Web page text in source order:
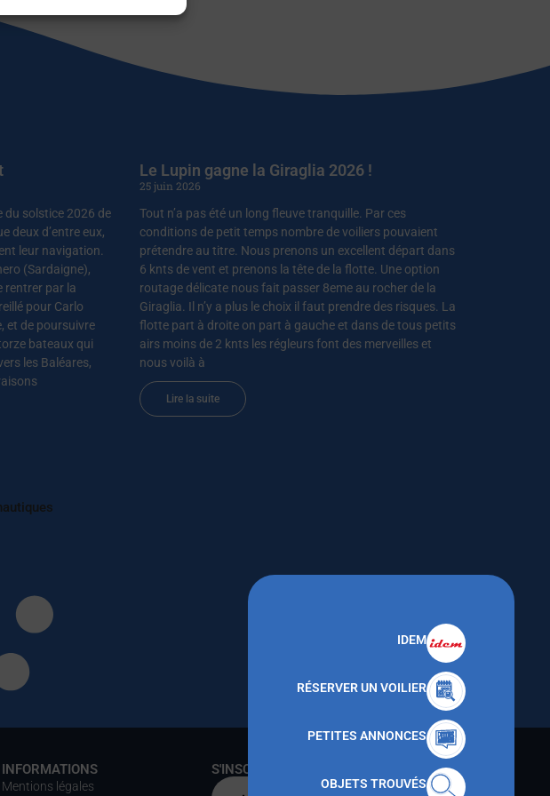
du solstice 2026 de
deux d’entre eux,
leur navigation.
(Sardaigne),
rentrer par la
pour Carlo
et de poursuivre
bateaux qui
les Baléares,
Le Lupin gagne la Giraglia 2026 !
25 juin 2026
Tout n’a pas été un long fleuve tranquille. Par ces
conditions de petit temps nombre de voiliers pouvaient
prétendre au titre. Nous prenons un excellent départ dans
6 knts de vent et prenons la tête de la flotte. Une option
routage délicate nous fait passer 8eme au rocher de la
Giraglia. Il n’y a plus le choix il faut prendre des risques. La
flotte part à droite on part à gauche et dans de tous petits
airs moins de 2 knts les régleurs font des merveilles et
nous voilà à
Lire la suite
IDEM
RÉSERVER UN VOILIER
PETITES ANNONCES
OBJETS TROUVÉS
INFORMATIONS
Mentions légales
S'INSCRIRE AU CNMT